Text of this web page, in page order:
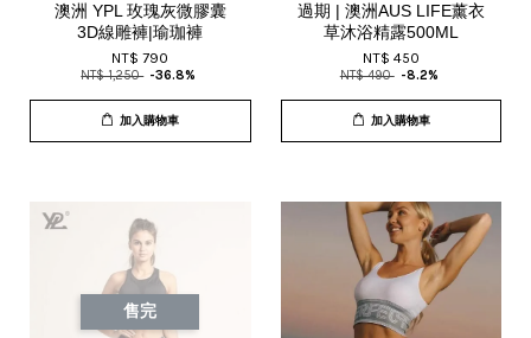
澳洲 YPL 玫瑰灰微膠囊
3D線雕褲|瑜珈褲
NT$ 790
NT$ 1,250 -36.8%
加入購物車
過期 | 澳洲AUS LIFE薰衣
草沐浴精露500ML
NT$ 450
NT$ 490 -8.2%
加入購物車
售完